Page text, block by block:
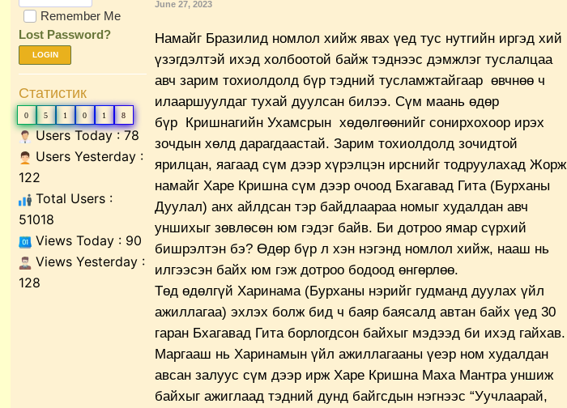
Remember Me
Lost Password?
LOGIN
Статистик
0 5 1 0 1 8
Users Today : 78
Users Yesterday :
122
Total Users :
51018
Views Today : 90
Views Yesterday :
128
June 27, 2023
Намайг Бразилид номлол хийж явах үед тус нутгийн иргэд хий
үзэгдэлтэй ихэд холбоотой байж тэднээс дэмжлэг туслалцаа
авч зарим тохиолдолд бүр тэдний тусламжтайгаар өвчнөө ч
илааршуулдаг тухай дуулсан билээ. Сүм маань өдөр
бүр Кришнагийн Ухамсрын хөдөлгөөнийг сонирхохоор ирэх
зочдын хөлд дарагдаастай. Зарим тохиолдолд зочидтой
ярилцан, яагаад сүм дээр хүрэлцэн ирснийг тодруулахад Жорж
намайг Харе Кришна сүм дээр очоод Бхагавад Гита (Бурханы
Дуулал) анх айлдсан тэр байдлаараа номыг худалдан авч
уншихыг зөвлөсөн юм гэдэг байв. Би дотроо ямар сүрхий
бишрэлтэн бэ? Өдөр бүр л хэн нэгэнд номлол хийж, нааш нь
илгээсэн байх юм гэж дотроо бодоод өнгөрлөө.
Төд өдөлгүй Харинама (Бурханы нэрийг гудманд дуулах үйл
ажиллагаа) эхлэх болж бид ч баяр баясалд автан байх үед 30
гаран Бхагавад Гита борлогдсон байхыг мэдээд би ихэд гайхав.
Маргааш нь Харинамын үйл ажиллагааны үеэр ном худалдан
авсан залуус сүм дээр ирж Харе Кришна Маха Мантра уншиж
байхыг ажиглаад тэдний дунд байгсдын нэгнээс “Уучлаарай,